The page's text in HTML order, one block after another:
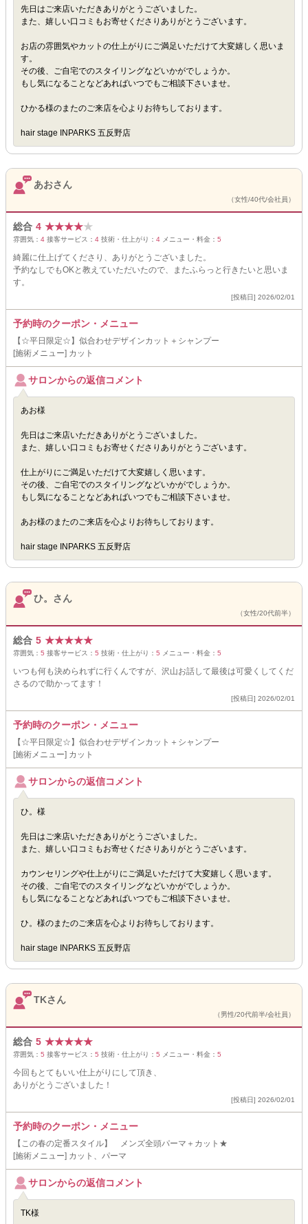
先日はご来店いただきありがとうございました。
また、嬉しい口コミもお寄せくださりありがとうございます。
お店の雰囲気やカットの仕上がりにご満足いただけて大変嬉しく思いま
す。
その後、ご自宅でのスタイリングなどいかがでしょうか。
もし気になることなどあればいつでもご相談下さいませ。
ひかる様のまたのご来店を心よりお待ちしております。
hair stage INPARKS 五反野店
あおさん
（女性/40代/会社員）
総合 4 ★★★★★
雰囲気： 4 接客サービス： 4 技術・仕上がり： 4 メニュー・料金： 5
綺麗に仕上げてくださり、ありがとうございました。
予約なしでもOKと教えていただいたので、またふらっと行きたいと思いま
す。
[投稿日] 2026/02/01
予約時のクーポン・メニュー
【☆平日限定☆】似合わせデザインカット＋シャンプー
[施術メニュー] カット
サロンからの返信コメント
あお様
先日はご来店いただきありがとうございました。
また、嬉しい口コミもお寄せくださりありがとうございます。
仕上がりにご満足いただけて大変嬉しく思います。
その後、ご自宅でのスタイリングなどいかがでしょうか。
もし気になることなどあればいつでもご相談下さいませ。
あお様のまたのご来店を心よりお待ちしております。
hair stage INPARKS 五反野店
ひ。さん
（女性/20代前半）
総合 5 ★★★★★
雰囲気： 5 接客サービス： 5 技術・仕上がり： 5 メニュー・料金： 5
いつも何も決められずに行くんですが、沢山お話して最後は可愛くしてくだ
さるので助かってます！
[投稿日] 2026/02/01
予約時のクーポン・メニュー
【☆平日限定☆】似合わせデザインカット＋シャンプー
[施術メニュー] カット
サロンからの返信コメント
ひ。様
先日はご来店いただきありがとうございました。
また、嬉しい口コミもお寄せくださりありがとうございます。
カウンセリングや仕上がりにご満足いただけて大変嬉しく思います。
その後、ご自宅でのスタイリングなどいかがでしょうか。
もし気になることなどあればいつでもご相談下さいませ。
ひ。様のまたのご来店を心よりお待ちしております。
hair stage INPARKS 五反野店
TKさん
（男性/20代前半/会社員）
総合 5 ★★★★★
雰囲気： 5 接客サービス： 5 技術・仕上がり： 5 メニュー・料金： 5
今回もとてもいい仕上がりにして頂き、
ありがとうございました！
[投稿日] 2026/02/01
予約時のクーポン・メニュー
【この春の定番スタイル】 メンズ全頭パーマ＋カット★
[施術メニュー] カット、パーマ
サロンからの返信コメント
TK様